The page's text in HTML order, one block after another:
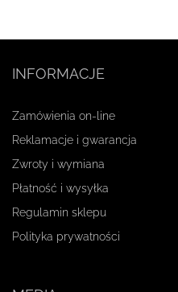
INFORMACJE
Zamówienia on-line
Reklamacje i gwarancja
Zwroty i wymiana
Płatność i wysyłka
Regulamin sklepu
Polityka prywatności